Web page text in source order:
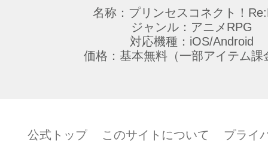
名称：プリンセスコネクト！
ジャンル：アニメRPG
対応機種：iOS/Android
価格：基本無料（一部アイテム課
公式トップ このサイトについて
プライ